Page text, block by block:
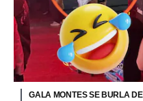
GALA MONTES SE BURLA